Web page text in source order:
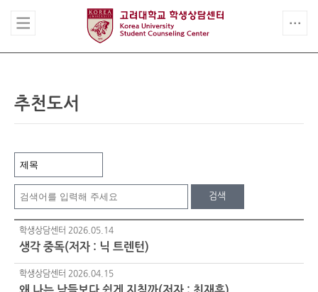
추천도서
검색
학생상담센터 2026.05.14
생각 중독(저자 : 닉 트렌턴)
학생상담센터 2026.04.15